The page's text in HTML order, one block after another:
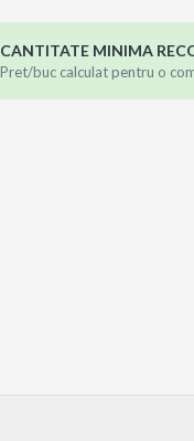
CANTITATE MINIMA
Pret/buc calculat pentru o